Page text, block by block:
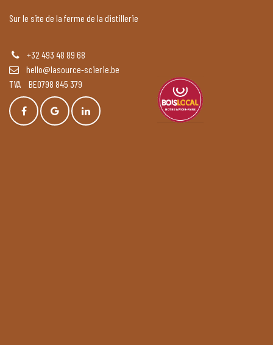
Sur le site de la ferme de la distillerie
+32 493 48 89 68
hello@lasource-scierie.be
TVA BE0798 845 379